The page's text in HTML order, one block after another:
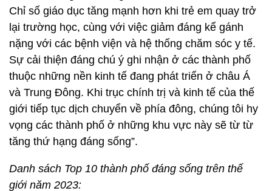
Chỉ số giáo dục tăng mạnh hơn khi trẻ em quay trở
lại trường học, cùng với việc giảm đáng kể gánh
nặng với các bệnh viện và hệ thống chăm sóc y tế.
Sự cải thiện đáng chú ý ghi nhận ở các thành phố
thuộc những nền kinh tế đang phát triển ở châu Á
và Trung Đông. Khi trục chính trị và kinh tế của thế
giới tiếp tục dịch chuyển về phía đông, chúng tôi hy
vọng các thành phố ở những khu vực này sẽ từ từ
tăng thứ hạng đáng sống”.
Danh sách Top 10 thành phố đáng sống trên thế
giới năm 2023: